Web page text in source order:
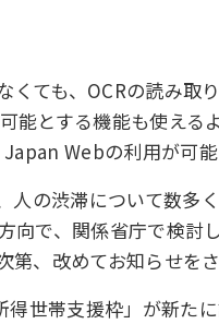
ても、OCRの読み取
能とする機能も使える
Webの利用が可能
の渋滞について数多
で、関係省庁で検討
、改めてお知らせをさ
世帯支援枠」が新た